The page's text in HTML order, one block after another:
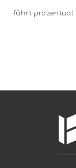
führt prozentual